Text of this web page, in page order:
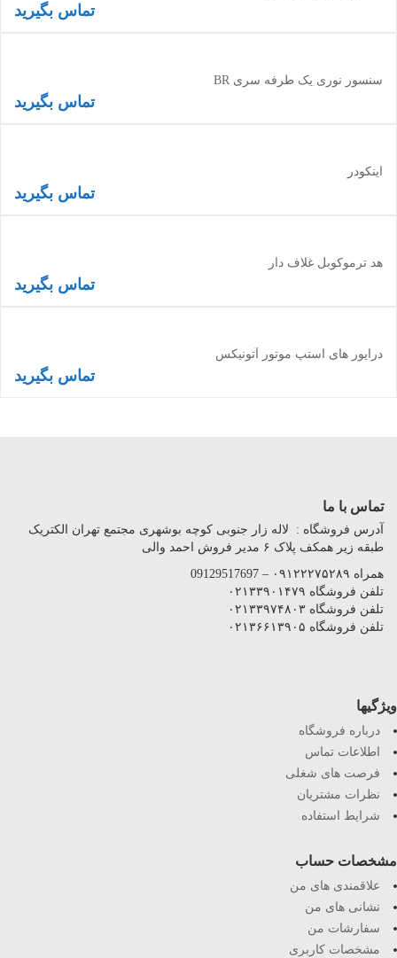
درایور های استپ موتور آتونیکس
تماس بگیرید
هد ترموکوبل غلاف دار
تماس بگیرید
اینکودر
تماس بگیرید
سنسور نوری یک طرفه سری BR
تماس بگیرید
تماس بگیرید
تماس با ما
آدرس فروشگاه : لاله زار جنوبی کوچه بوشهری مجتمع تهران الکتریک
طبقه زیر همکف پلاک ۶ مدیر فروش احمد والی
همراه ۰۹۱۲۲۲۷۵۲۸۹ – 09129517697
تلفن فروشگاه ۰۲۱۳۳۹۰۱۴۷۹
تلفن فروشگاه ۰۲۱۳۳۹۷۴۸۰۳
تلفن فروشگاه ۰۲۱۳۶۶۱۳۹۰۵
ویژگیها
درباره فروشگاه
اطلاعات تماس
فرصت های شغلی
نظرات مشتریان
شرایط استفاده
مشخصات حساب
علاقمندی های من
نشانی های من
سفارشات من
مشخصات کاربری